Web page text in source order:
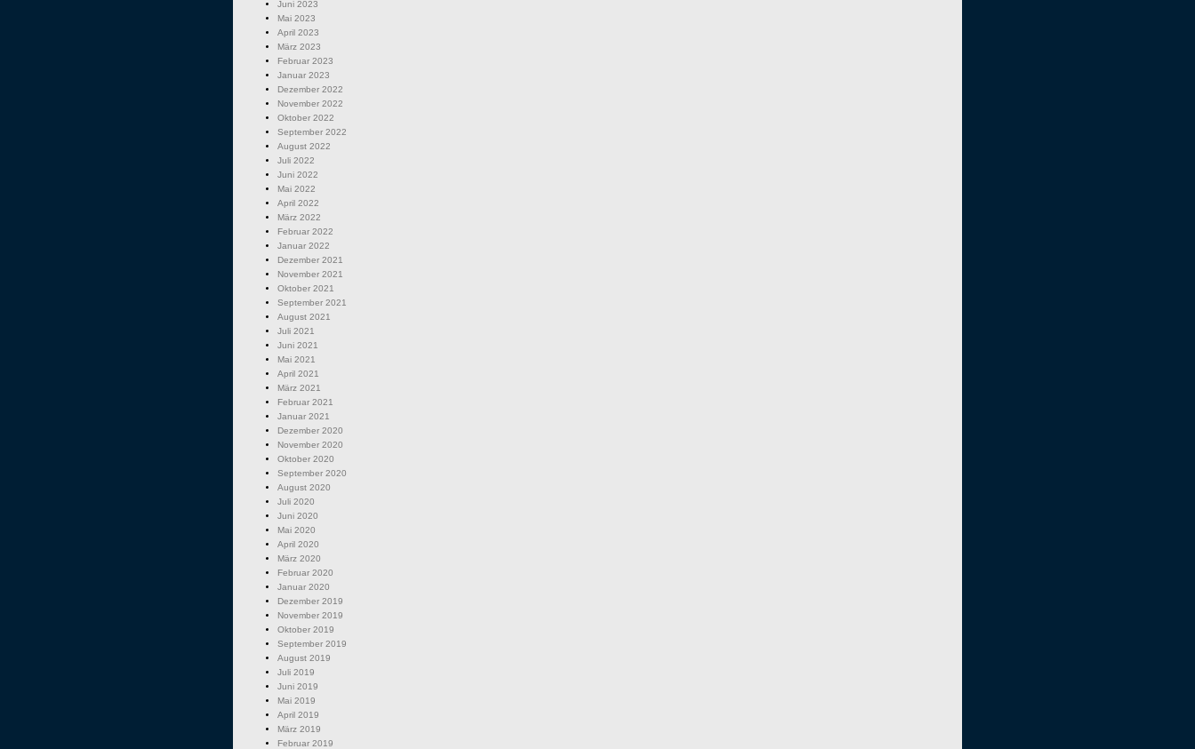
Juni 2023
Mai 2023
April 2023
März 2023
Februar 2023
Januar 2023
Dezember 2022
November 2022
Oktober 2022
September 2022
August 2022
Juli 2022
Juni 2022
Mai 2022
April 2022
März 2022
Februar 2022
Januar 2022
Dezember 2021
November 2021
Oktober 2021
September 2021
August 2021
Juli 2021
Juni 2021
Mai 2021
April 2021
März 2021
Februar 2021
Januar 2021
Dezember 2020
November 2020
Oktober 2020
September 2020
August 2020
Juli 2020
Juni 2020
Mai 2020
April 2020
März 2020
Februar 2020
Januar 2020
Dezember 2019
November 2019
Oktober 2019
September 2019
August 2019
Juli 2019
Juni 2019
Mai 2019
April 2019
März 2019
Februar 2019